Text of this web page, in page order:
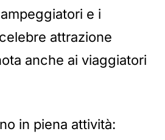
e i
attrazione
anche ai viaggiatori
in piena attività: